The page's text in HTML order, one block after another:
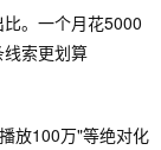
。一个月花5000
索更划算
放100万"等绝对化